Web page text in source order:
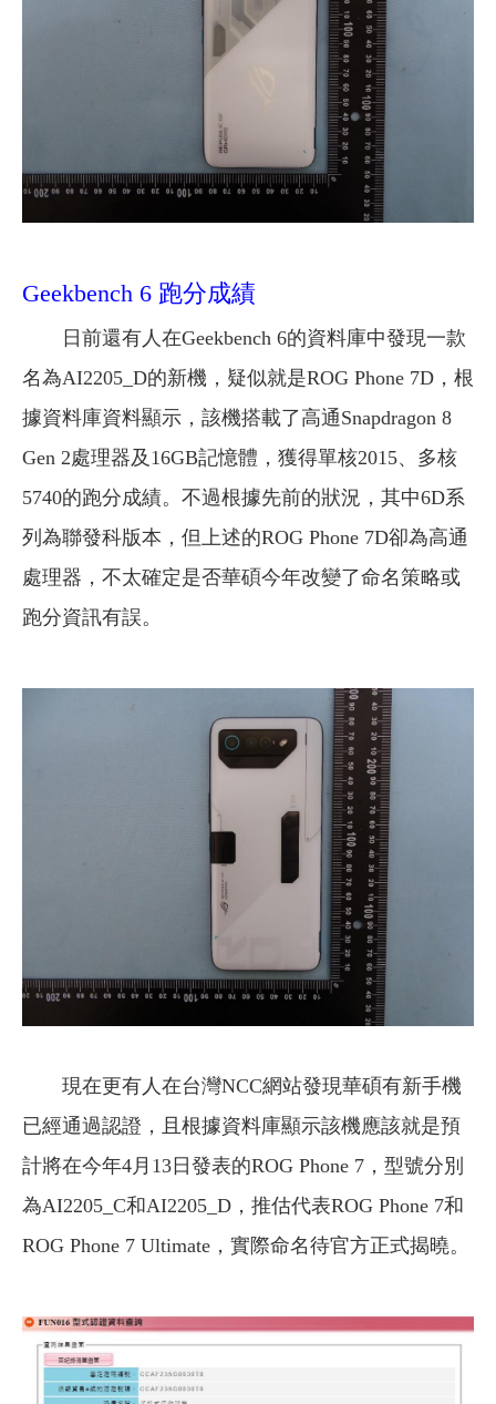
Geekbench 6 跑分成績
日前還有人在Geekbench 6的資料庫中發現一款
名為AI2205_D的新機，疑似就是ROG Phone 7D，根
據資料庫資料顯示，該機搭載了高通Snapdragon 8
Gen 2處理器及16GB記憶體，獲得單核2015、多核
5740的跑分成績。不過根據先前的狀況，其中6D系
列為聯發科版本，但上述的ROG Phone 7D卻為高通
處理器，不太確定是否華碩今年改變了命名策略或
跑分資訊有誤。
現在更有人在台灣NCC網站發現華碩有新手機
已經通過認證，且根據資料庫顯示該機應該就是預
計將在今年4月13日發表的ROG Phone 7，型號分別
為AI2205_C和AI2205_D，推估代表ROG Phone 7和
ROG Phone 7 Ultimate，實際命名待官方正式揭曉。